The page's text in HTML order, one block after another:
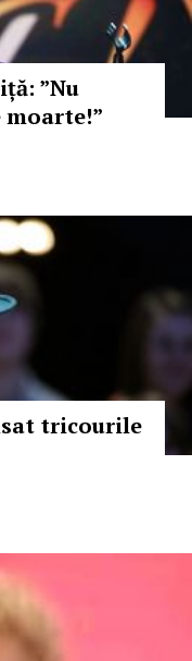
”Nu
moarte!”
tricourile